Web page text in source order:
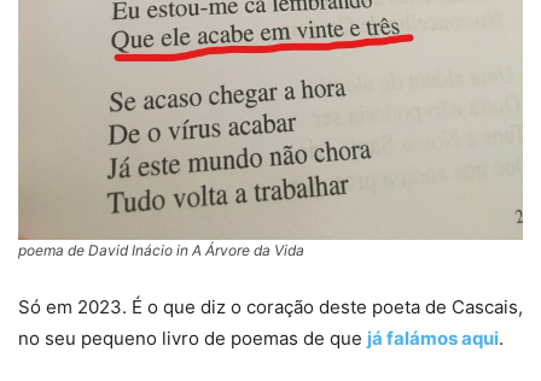
poema de David Inácio in A Árvore da Vida
Só em 2023. É o que diz o coração deste poeta de Cascais,
no seu pequeno livro de poemas de que já falámos aqui.